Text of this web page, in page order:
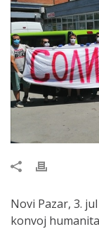
Novi Pazar, 3.
konvoj